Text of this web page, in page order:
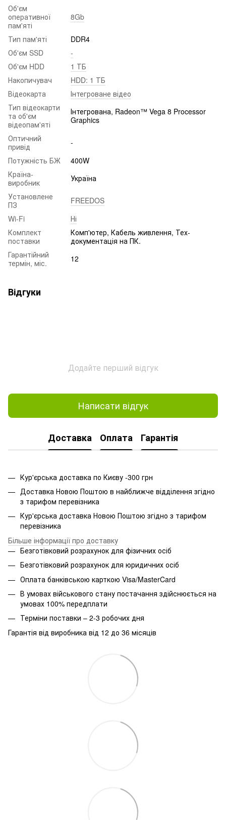
Об'єм
оперативної
пам'яті
8Gb
Тип пам'яті
DDR4
Об'єм SSD
-
Об'єм HDD
1 ТБ
Накопичувач
HDD: 1 ТБ
Відеокарта
Інтегроване відео
Тип відеокарти
та об'єм
відеопам'яті
Інтегрована, Radeon™ Vega 8 Processor
Graphics
Оптичний
привід
-
Потужність БЖ
400W
Країна-
виробник
Україна
Установлене
ПЗ
FREEDOS
Wi-Fi
Ні
Комплект
поставки
Комп'ютер, Кабель живлення, Тех-
документація на ПК.
Гарантійний
термін, міс.
12
Відгуки
Додайте перший відгук
Написати відгук
Доставка Оплата Гарантія
Кур'єрська доставка по Києву -300 грн
Доставка Новою Поштою в найближче відділення згідно
з тарифом перевізника
Кур'єрська доставка Новою Поштою згідно з тарифом
перевізника
Більше інформації про доставку
Безготівковий розрахунок для фізичних осіб
Безготівковий розрахунок для юридичних осіб
Оплата банківською карткою Visa/MasterCard
В умовах військового стану постачання здійснюється на
умовах 100% передплати
Терміни поставки – 2-3 робочих дня
Гарантія від виробника від 12 до 36 місяців